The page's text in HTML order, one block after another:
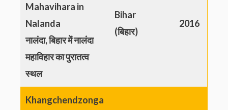
Mahavihara in
Nalanda
नालंदा, बिहार में नालंदा
महाविहार का पुरातत्व
स्थल
Bihar
(बिहार)
2016
Khangchendzonga